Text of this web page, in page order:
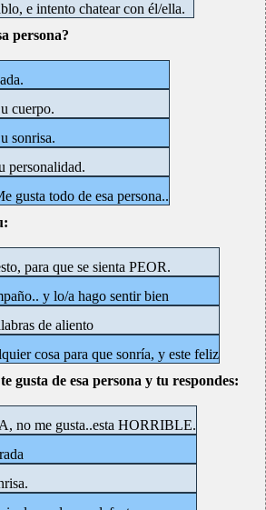
e intento chatear con él/ella.
persona?
cuerpo.
sonrisa.
personalidad.
gusta todo de esa persona..
para que se sienta PEOR.
y lo/a hago sentir bien
de aliento
cosa para que sonría, y este feliz
gusta de esa persona y tu respondes:
no me gusta..esta HORRIBLE.